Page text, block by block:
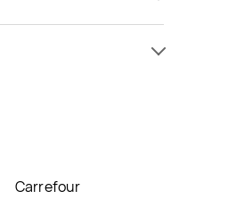
Carrefour